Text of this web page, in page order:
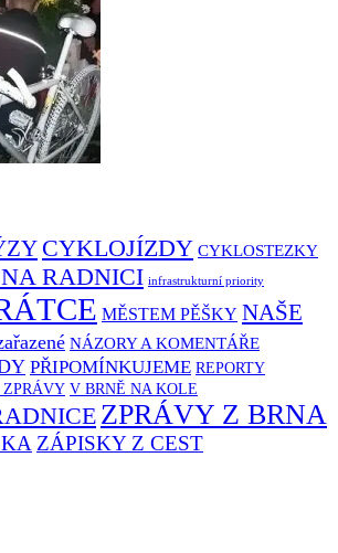
CYKLOJÍZDY CYKLOSTEZKY
RADNICI infrastrukturní priority
MĚSTEM PĚŠKY NAŠE
NÁZORY A KOMENTÁŘE
PŘIPOMÍNKUJEME REPORTY
V BRNĚ NA KOLE
ZPRÁVY Z BRNA
ZÁPISKY Z CEST